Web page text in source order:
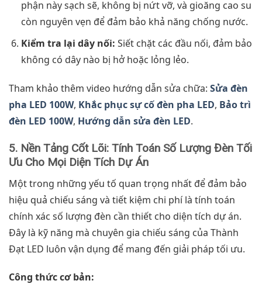
phận này sạch sẽ, không bị nứt vỡ, và gioăng cao su
còn nguyên vẹn để đảm bảo khả năng chống nước.
Kiểm tra lại dây nối: Siết chặt các đầu nối, đảm bảo
không có dây nào bị hở hoặc lỏng lẻo.
Tham khảo thêm video hướng dẫn sửa chữa: Sửa đèn
pha LED 100W, Khắc phục sự cố đèn pha LED, Bảo trì
đèn LED 100W, Hướng dẫn sửa đèn LED.
5. Nền Tảng Cốt Lõi: Tính Toán Số Lượng Đèn Tối
Ưu Cho Mọi Diện Tích Dự Án
Một trong những yếu tố quan trọng nhất để đảm bảo
hiệu quả chiếu sáng và tiết kiệm chi phí là tính toán
chính xác số lượng đèn cần thiết cho diện tích dự án.
Đây là kỹ năng mà chuyên gia chiếu sáng của Thành
Đạt LED luôn vận dụng để mang đến giải pháp tối ưu.
Công thức cơ bản: